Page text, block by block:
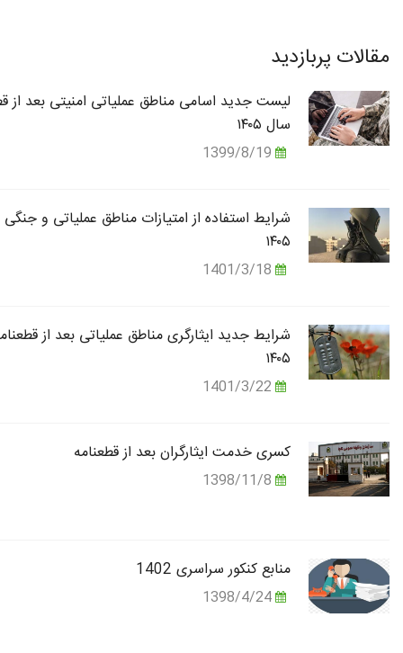
مقالات پربازدید
لیست جدید اسامی مناطق عملیاتی امنیتی بعد از
سال ۱۴۰۵
شرایط استفاده از امتیازات مناطق عملیاتی و
۱۴۰۵
شرایط جدید ایثارگری مناطق عملیاتی بعد از
۱۴۰۵
کسری خدمت ایثارگران بعد از قطعنامه
منابع کنکور سراسری 1402